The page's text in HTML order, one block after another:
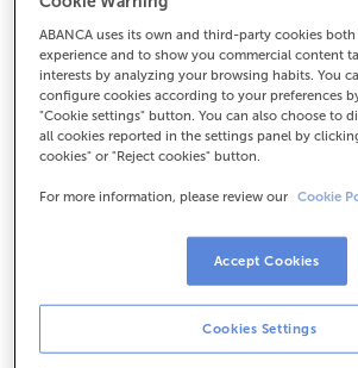
Confirming
Unha boa ferramenta para negociar
ou descontos cos teus provedores.
dos pagos a calquera país, e en
Máis información
Solicítao xa
ABANCA uses its own and third-party cookies
experience and to show you commercial content
interests by analyzing your browsing habits. You
configure cookies according to your preferences
"Cookie settings" button. You can also choose to
all cookies reported in the settings panel by
cookies" or "Reject cookies" button.
For more information, please review our Cookie
Cookies Settings
Accept Cookies